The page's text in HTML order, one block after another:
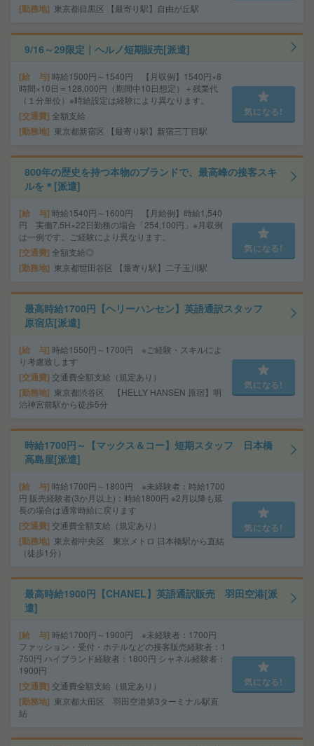
勤務地 東京都目黒区 【最寄り駅】自由が丘駅
9/16～29限定｜ヘルノ短期販売[派遣]
給 与 時給1500円～1540円 【月収例】1540円×8
時間×10日＝128,000円（期間中10日想定）＋残業代
（１分単位）※時給設定は経験により異なります。
交通費 全額支給
勤務地 東京都新宿区 【最寄り駅】新宿三丁目駅
気になる!
800年の歴史を持つ本物のブランドで、最高峰の接客スキ
ルを＊[派遣]
給 与 時給1540円～1600円 【月給例】時給1,540
円 実働7.5H×22日勤務の場合「254,100円」※月収例
は一例です。ご経験により異なります。
交通費 全額支給◎
勤務地 東京都世田谷区 【最寄り駅】二子玉川駅
気になる!
最高時給1700円【ヘリーハンセン】英語通訳スタッフ
原宿店[派遣]
給 与 時給1550円～1700円 ※ご経験・スキルによ
り考慮致します
交通費 交通費全額支給（規定あり）
勤務地
東京都渋谷区 【HELLY HANSEN 原宿】明
治神宮前駅から徒歩5分
気になる!
時給1700円～【マックス＆コー】短期スタッフ 日本橋
高島屋[派遣]
給 与 時給1700円～1800円 ※未経験者：時給1700
円 販売経験者(3か月以上)：時給1800円 ※2月以降も延
長の場合は通常時給に戻ります
交通費 交通費全額支給（規定あり）
勤務地
東京都中央区 東京メトロ 日本橋駅から直結
（徒歩1分）
気になる!
最高時給1900円【CHANEL】英語通訳販売 羽田空港[派
遣]
給 与 時給1700円～1900円 ※未経験者：1700円
ファッション・受付・ホテルなどの接客販売経験者：1
750円 ハイブランド経験者：1800円 シャネル経験者：
1900円
交通費 交通費全額支給（規定あり）
勤務地
東京都大田区 羽田空港第3ターミナル駅直
結
気になる!